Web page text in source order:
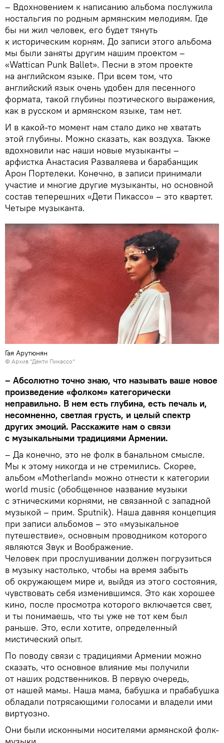
– Вдохновением к написанию альбома послужила
ностальгия по родным армянским мелодиям. Где
бы ни жил человек, его будет тянуть
к историческим корням. До записи этого альбома
мы были заняты другим нашим проектом –
«Wattican Punk Ballet». Песни в этом проекте
на английском языке. При всем том, что
английский язык очень удобен для песенного
формата, такой глубины поэтического выражения,
как в русском и армянском языке, там нет.
И в какой-то момент нам стало дико не хватать
этой глубины. Можно сказать, как воздуха. Также
вдохновили нас наши новые музыканты –
арфистка Анастасия Разваляева и барабанщик
Арон Портелеки. Конечно, в записи принимали
участие и многие другие музыканты, но основной
состав теперешних «Дети Пикассо» – это квартет.
Четыре музыканта.
Гая Арутюнян
© Архив "Декти Пикассо"
– Абсолютно точно знаю, что называть ваше новое
произведение «фолком» категорически
неправильно. В нем есть глубина, есть печаль и,
несомненно, светлая грусть, и целый спектр
других эмоций. Расскажите нам о связи
с музыкальными традициями Армении.
– Да конечно, это не фолк в банальном смысле.
Мы к этому никогда и не стремились. Скорее,
альбом «Motherland» можно отнести к категории
world music (обобщенное название музыки
с этническими корнями, не связанной с западной
музыкой – прим. Sputnik). Наша давняя концепция
при записи альбомов – это «музыкальное
путешествие», основным проводником которого
являются Звук и Воображение.
Человек при прослушивании должен погрузиться
в музыку настолько, чтобы на время забыть
об окружающем мире и, выйдя из этого состояния,
чувствовать себя изменившимся. Это как хорошее
кино, после просмотра которого включается свет,
и ты понимаешь, что ты уже не тот кем был
раньше. Это, если хотите, определенный
мистический опыт.
По поводу связи с традициями Армении можно
сказать, что основное влияние мы получили
от наших родственников. В первую очередь,
от нашей мамы. Наша мама, бабушка и прабабушка
обладали потрясающими голосами и владели ими
виртуозно.
Они были исконными носителями армянской фолк-